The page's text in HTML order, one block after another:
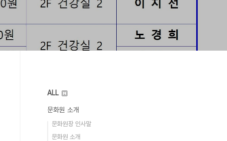
ALL
문화원 소개
문화원장 인사말
문화원 소개